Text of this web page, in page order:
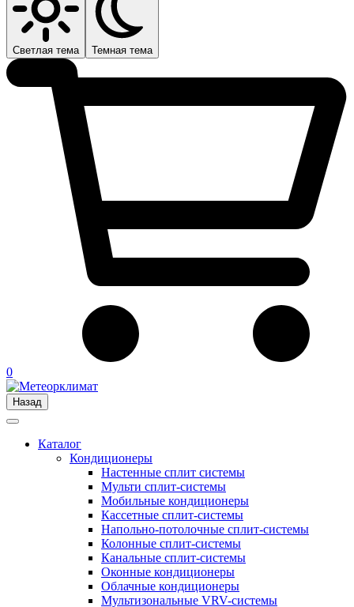
Светлая тема Темная тема
0
Назад
Каталог
Кондиционеры
Настенные сплит системы
Мульти сплит-системы
Мобильные кондиционеры
Кассетные сплит-системы
Напольно-потолочные сплит-системы
Колонные сплит-системы
Канальные сплит-системы
Оконные кондиционеры
Облачные кондиционеры
Мультизональные VRV-системы